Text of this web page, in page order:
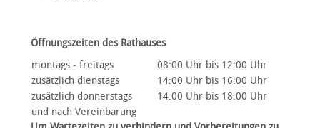
Öffnungszeiten des Rathauses
montags - freitags
08:00 Uhr bis 12:00 Uhr
zusätzlich dienstags
14:00 Uhr bis 16:00 Uhr
zusätzlich donnerstags
14:00 Uhr bis 18:00 Uhr
und nach Vereinbarung